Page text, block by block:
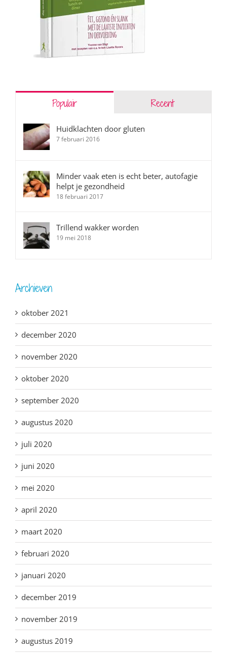
Populair Recent
Huidklachten door gluten
7 februari 2016
Minder vaak eten is echt beter, autofagie
helpt je gezondheid
18 februari 2017
Trillend wakker worden
19 mei 2018
Archieven
oktober 2021
december 2020
november 2020
oktober 2020
september 2020
augustus 2020
juli 2020
juni 2020
mei 2020
april 2020
maart 2020
februari 2020
januari 2020
december 2019
november 2019
augustus 2019